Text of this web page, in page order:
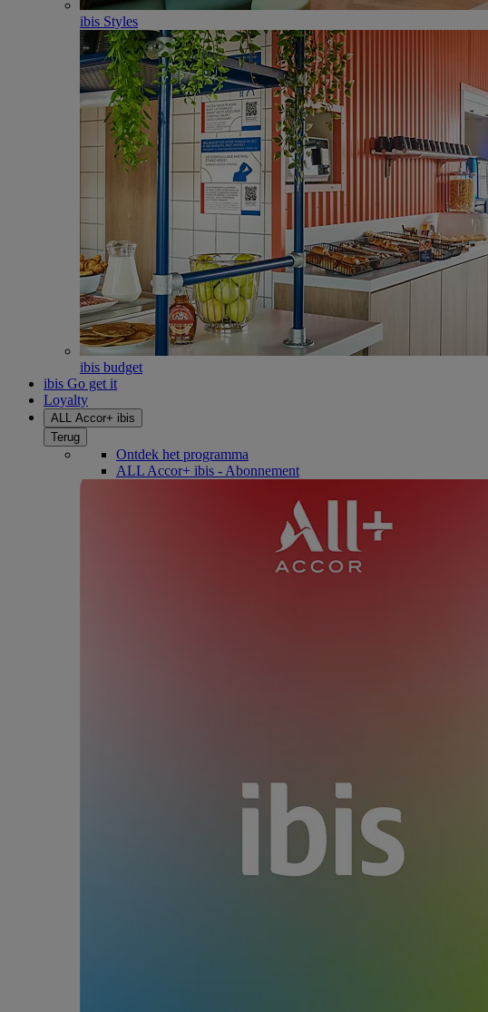
ibis Styles
ibis budget
ibis Go get it
Loyalty
ALL Accor+ ibis
Terug
Ontdek het programma
ALL Accor+ ibis - Abonnement